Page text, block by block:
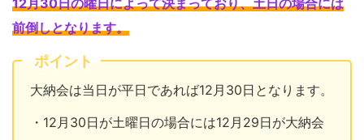
12月30日の曜日によって決まっており、土日の場合には
前倒しとなります。
ポイント
大納会は当日が平日であれば12月30日となります。
・12月30日が土曜日の場合には12月29日が大納会